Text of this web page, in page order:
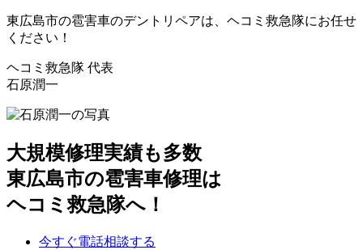
東広島市の雹害車のデントリペアは、ヘコミ救急隊にお任せ
ください！
ヘコミ救急隊 代表
石原潤一
大規模修理実績も多数
東広島市の雹害車修理は
ヘコミ救急隊へ！
今すぐ電話相談する